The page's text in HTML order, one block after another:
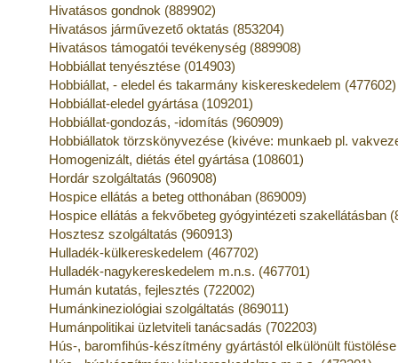
Hivatásos gondnok (889902)
Hivatásos járművezető oktatás (853204)
Hivatásos támogatói tevékenység (889908)
Hobbiállat tenyésztése (014903)
Hobbiállat, - eledel és takarmány kiskereskedelem (477602)
Hobbiállat-eledel gyártása (109201)
Hobbiállat-gondozás, -idomítás (960909)
Hobbiállatok törzskönyvezése (kivéve: munkaeb pl.
Homogenizált, diétás étel gyártása (108601)
Hordár szolgáltatás (960908)
Hospice ellátás a beteg otthonában (869009)
Hospice ellátás a fekvőbeteg gyógyintézeti szakellátásban
Hosztesz szolgáltatás (960913)
Hulladék-külkereskedelem (467702)
Hulladék-nagykereskedelem m.n.s. (467701)
Humán kutatás, fejlesztés (722002)
Humánkineziológiai szolgáltatás (869011)
Humánpolitikai üzletviteli tanácsadás (702203)
Hús-, baromfihús-készítmény gyártástól elkülönült